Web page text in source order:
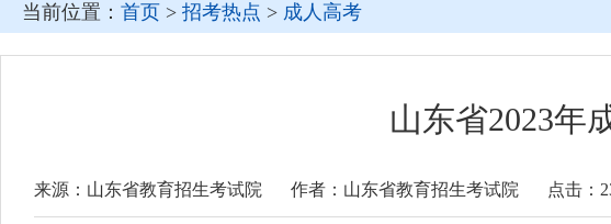
当前位置： 首页 > 招考热点 > 成人高考
山东省2023年
来源：山东省教育招生考试院 作者：山东省教育招生考试院 点击：